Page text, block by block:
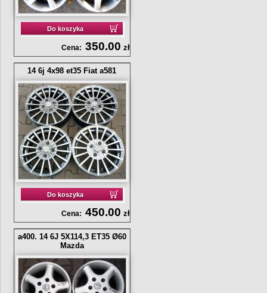
Do koszyka
Cena: 350.00 zł
14 6j 4x98 et35 Fiat a581
Do koszyka
Cena: 450.00 zł
a400. 14 6J 5X114,3 ET35 Ø60
Mazda